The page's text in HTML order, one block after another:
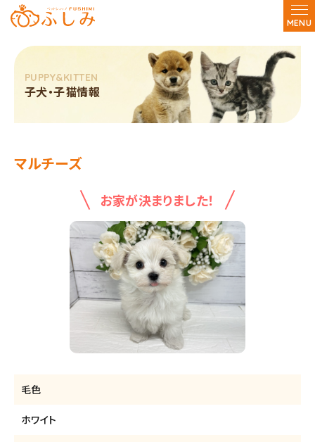
MENU
子犬・子猫情報
マルチーズ
お家が決まりました！
毛色
ホワイト